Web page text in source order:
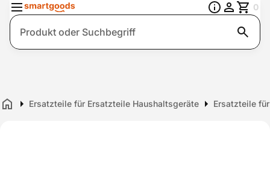
Suche
0
Home Ersatzteile für Ersatzteile Haushaltsgeräte Ersatzteile